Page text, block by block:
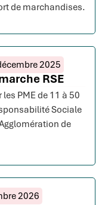
de marchandises.
2025
RSE
PME de 11 à 50
Sociale
de
2026